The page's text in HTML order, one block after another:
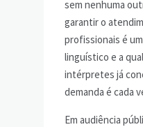
sem nenhuma
garantir o
profissionais é
linguístico e a
intérpretes já
demanda é cada
Em audiência